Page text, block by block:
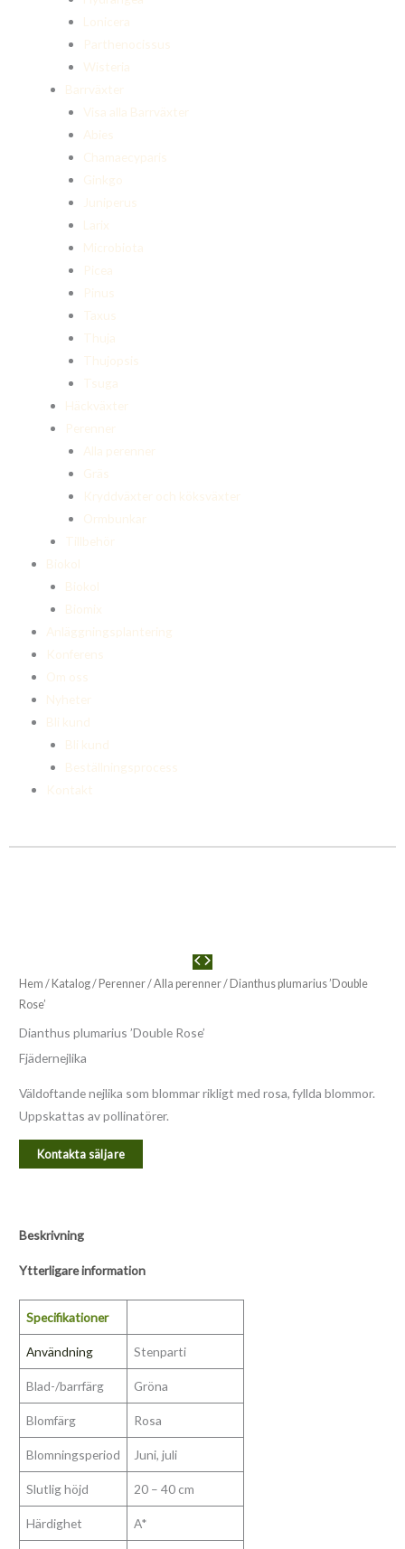
Lonicera
Parthenocissus
Wisteria
Barrväxter
Visa alla Barrväxter
Abies
Chamaecyparis
Ginkgo
Juniperus
Larix
Microbiota
Picea
Pinus
Taxus
Thuja
Thujopsis
Tsuga
Häckväxter
Perenner
Alla perenner
Gräs
Kryddväxter och köksväxter
Ormbunkar
Tillbehör
Biokol
Biokol
Biomix
Anläggningsplantering
Konferens
Om oss
Nyheter
Bli kund
Bli kund
Beställningsprocess
Kontakt
Hem / Katalog/ Perenner/Alla perenner/ Dianthus plumarius ’Double
Rose’
Dianthus plumarius ’Double Rose’
Fjädernejlika
Väldoftande nejlika som blommar rikligt med rosa, fyllda blommor.
Uppskattas av pollinatörer.
Kontakta säljare
Beskrivning
Ytterligare information
Specifikationer
Användning Stenparti
Blad-/barrfärg Gröna
Blomfärg Rosa
Blomningsperiod Juni, juli
Slutlig höjd 20 – 40 cm
Härdighet A*